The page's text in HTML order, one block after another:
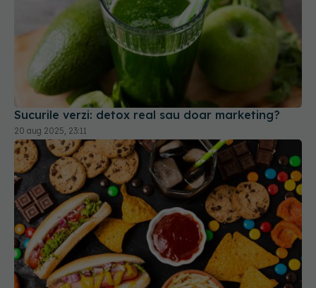
Sucurile verzi: detox real sau doar marketing?
20 aug 2025, 23:11